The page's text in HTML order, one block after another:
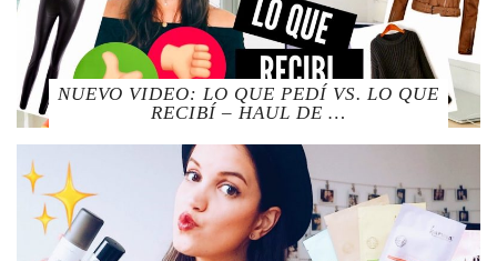
NUEVO VIDEO: LO QUE PEDÍ VS. LO QUE
RECIBÍ – HAUL DE …